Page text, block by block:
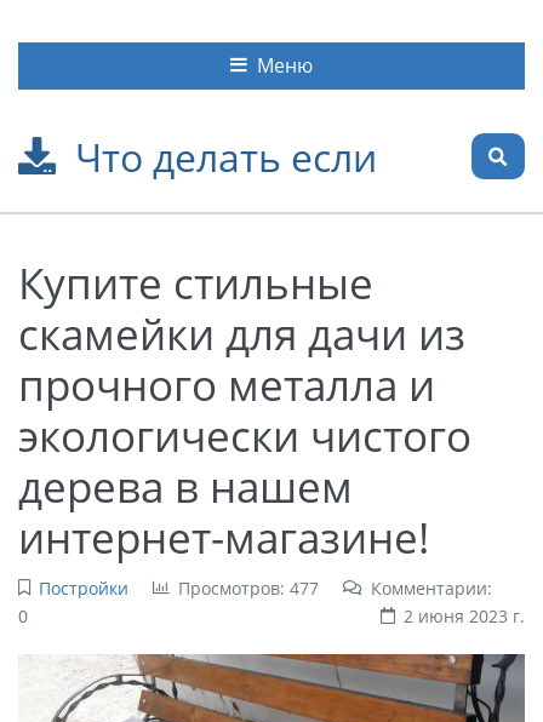
Что делать если
Меню
Купите стильные
скамейки для дачи из
прочного металла и
экологически чистого
дерева в нашем
интернет-магазине!
Постройки Просмотров: 477
Комментарии:
0
2 июня 2023 г.